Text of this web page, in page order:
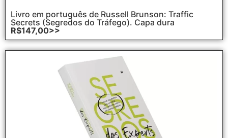
Livro em português de Russell Brunson: Traffic
Secrets (Segredos do Tráfego). Capa dura
R$147,00>>